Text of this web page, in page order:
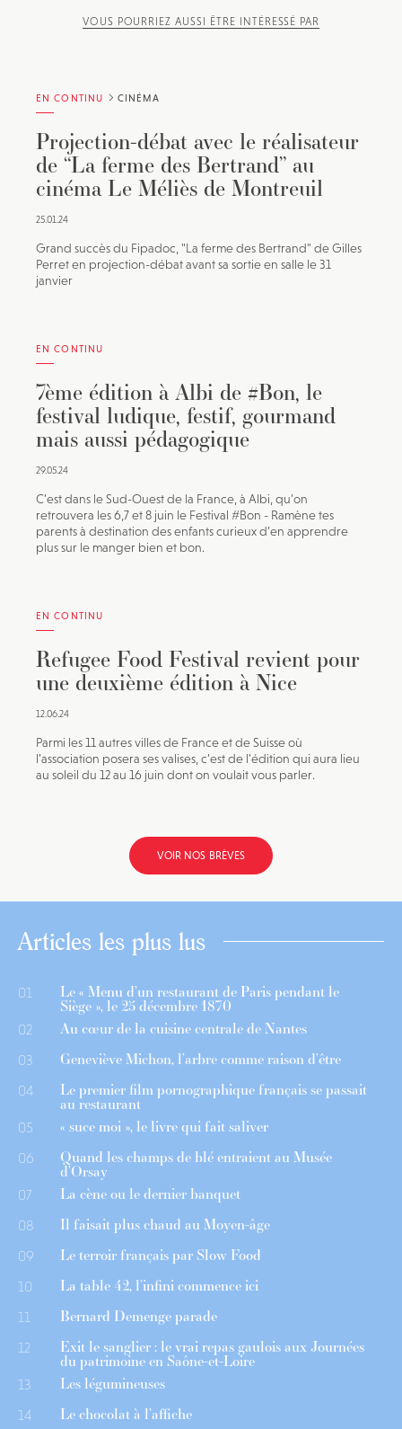
VOUS POURRIEZ AUSSI ÊTRE INTÉRESSÉ PAR
EN CONTINU CINÉMA
Projection-débat avec le réalisateur
de “La ferme des Bertrand” au
cinéma Le Méliès de Montreuil
25.01.24
Grand succès du Fipadoc, "La ferme des Bertrand" de Gilles
Perret en projection-débat avant sa sortie en salle le 31
janvier
EN CONTINU
7ème édition à Albi de #Bon, le
festival ludique, festif, gourmand
mais aussi pédagogique
29.05.24
C’est dans le Sud-Ouest de la France, à Albi, qu’on
retrouvera les 6,7 et 8 juin le Festival #Bon - Ramène tes
parents à destination des enfants curieux d’en apprendre
plus sur le manger bien et bon.
EN CONTINU
Refugee Food Festival revient pour
une deuxième édition à Nice
12.06.24
Parmi les 11 autres villes de France et de Suisse où
l’association posera ses valises, c’est de l’édition qui aura lieu
au soleil du 12 au 16 juin dont on voulait vous parler.
VOIR NOS BRÈVES
Articles les plus lus
01 Le « Menu d’un restaurant de Paris pendant le
Siège », le 25 décembre 1870
02 Au cœur de la cuisine centrale de Nantes
03 Geneviève Michon, l’arbre comme raison d’être
04 Le premier film pornographique français se passait
au restaurant
05 « suce moi », le livre qui fait saliver
06 Quand les champs de blé entraient au Musée
d’Orsay
07 La cène ou le dernier banquet
08 Il faisait plus chaud au Moyen-âge
09 Le terroir français par Slow Food
10 La table 42, l’infini commence ici
11 Bernard Demenge parade
12 Exit le sanglier : le vrai repas gaulois aux Journées
du patrimoine en Saône-et-Loire
13 Les légumineuses
14 Le chocolat à l’affiche